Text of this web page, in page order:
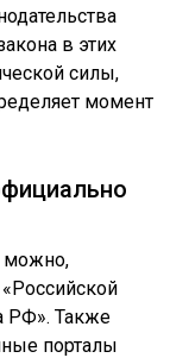
в этих
силы,
момент
можно,
РФ». Также
порталы